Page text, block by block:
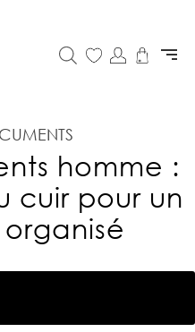
homme :
cuir pour un